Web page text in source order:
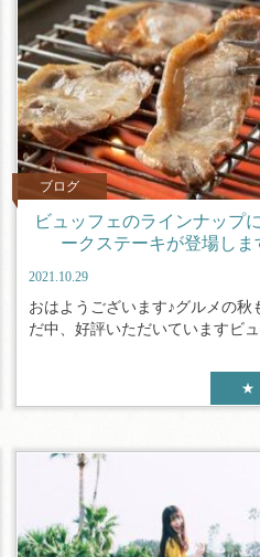
ブログ
ビュッフェのラインナップ
ークステーキが登場しま
2021.10.29
おはようございます♪グルメの秋
だ中、好評いただいていますビュ